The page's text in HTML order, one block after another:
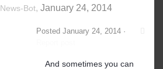
News-Bot, January 24, 2014
Posted January 24, 2014 ·
And sometimes you can